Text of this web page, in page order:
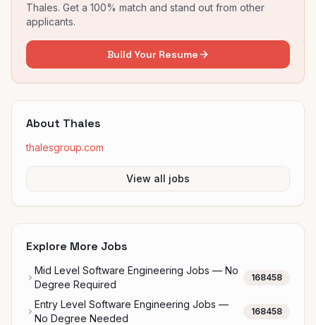
Thales. Get a 100% match and stand out from other
applicants.
Build Your Resume
About Thales
thalesgroup.com
View all jobs
Explore More Jobs
Mid Level Software Engineering Jobs — No
Degree Required
168458
Entry Level Software Engineering Jobs —
No Degree Needed
168458